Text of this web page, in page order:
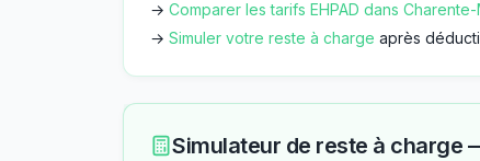
→ Comparer les tarifs EHPAD dans Charente-
→ Simuler votre reste à charge après
Simulateur de reste à charge